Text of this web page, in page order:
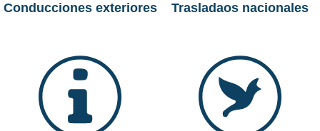
Conducciones exteriores Trasladaos nacionales